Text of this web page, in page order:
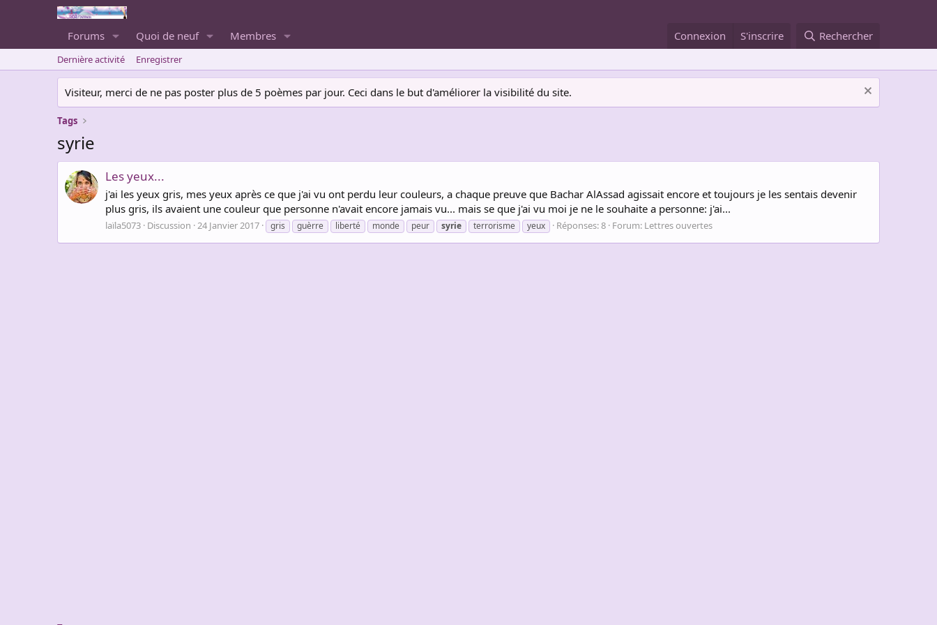
Forums Quoi de neuf Membres Connexion S'inscrire Rechercher
Dernière activité Enregistrer
Visiteur, merci de ne pas poster plus de 5 poèmes par jour. Ceci dans le but d'améliorer la visibilité du site.
Tags
syrie
Les yeux...
j'ai les yeux gris, mes yeux après ce que j'ai vu ont perdu leur couleurs, a chaque preuve que Bachar AlAssad agissait encore et toujours je les sentais devenir
plus gris, ils avaient une couleur que personne n'avait encore jamais vu... mais se que j'ai vu moi je ne le souhaite a personne: j'ai...
laïla5073 Discussion 24 Janvier 2017 gris guèrre liberté monde peur syrie terrorisme yeux Réponses: 8 Forum: Lettres ouvertes